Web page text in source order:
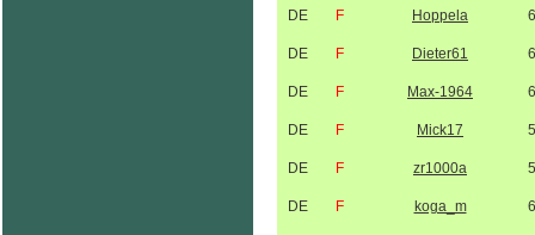
DE F Hoppela
DE F Dieter61
DE F Max-1964
DE F Mick17
DE F zr1000a
DE F koga_m